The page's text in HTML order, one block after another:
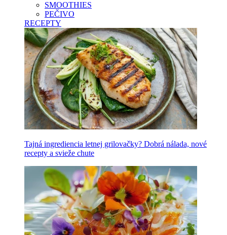
SMOOTHIES
PEČIVO
RECEPTY
Tajná ingrediencia letnej grilovačky? Dobrá nálada, nové
recepty a svieže chute